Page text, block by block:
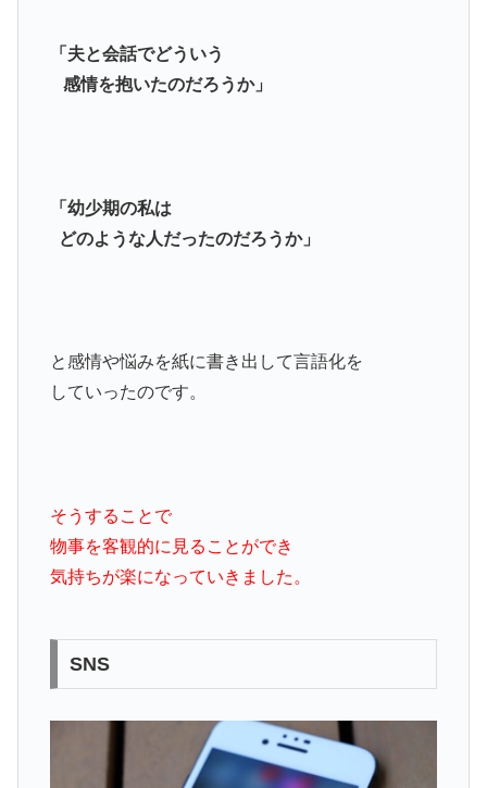
「夫と会話でどういう
感情を抱いたのだろうか」
「幼少期の私は
どのような人だったのだろうか」
と感情や悩みを紙に書き出して言語化を
していったのです。
そうすることで
物事を客観的に見ることができ
気持ちが楽になっていきました。
SNS